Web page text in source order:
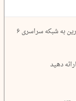
مدیرعامل شرکت ملی گاز: رکورد تحویل گاز شیرین به شبکه سراسری ۶
دهید